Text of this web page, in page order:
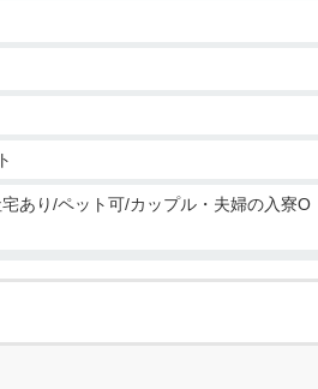
あり/ペット可/カップル・夫婦の入寮O